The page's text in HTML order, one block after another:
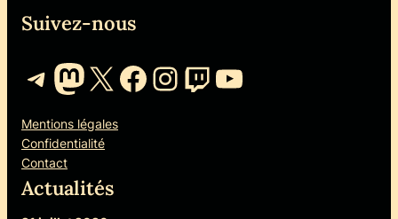
Suivez-nous
Telegram
Mastodon
X Facebook
Instagram
Twitch
YouTube
Mentions légales
Confidentialité
Contact
Actualités